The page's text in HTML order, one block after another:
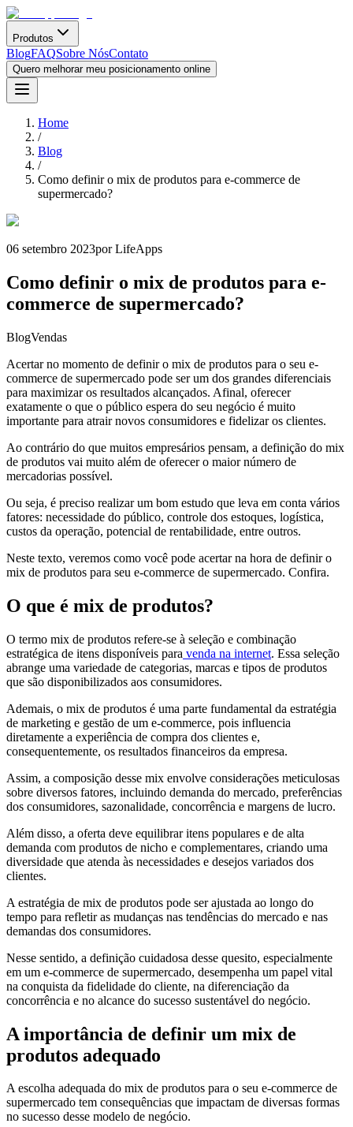
Produtos
BlogFAQSobre NósContato
Quero melhorar meu posicionamento online
Home
/
Blog
/
Como definir o mix de produtos para e-commerce de
supermercado?
06 setembro 2023por LifeApps
Como definir o mix de produtos para e-
commerce de supermercado?
BlogVendas
Acertar no momento de definir o mix de produtos para o seu e-
commerce de supermercado pode ser um dos grandes diferenciais
para maximizar os resultados alcançados. Afinal, oferecer
exatamente o que o público espera do seu negócio é muito
importante para atrair novos consumidores e fidelizar os clientes.
Ao contrário do que muitos empresários pensam, a definição do mix
de produtos vai muito além de oferecer o maior número de
mercadorias possível.
Ou seja, é preciso realizar um bom estudo que leva em conta vários
fatores: necessidade do público, controle dos estoques, logística,
custos da operação, potencial de rentabilidade, entre outros.
Neste texto, veremos como você pode acertar na hora de definir o
mix de produtos para seu e-commerce de supermercado. Confira.
O que é mix de produtos?
O termo mix de produtos refere-se à seleção e combinação
estratégica de itens disponíveis para venda na internet. Essa seleção
abrange uma variedade de categorias, marcas e tipos de produtos
que são disponibilizados aos consumidores.
Ademais, o mix de produtos é uma parte fundamental da estratégia
de marketing e gestão de um e-commerce, pois influencia
diretamente a experiência de compra dos clientes e,
consequentemente, os resultados financeiros da empresa.
Assim, a composição desse mix envolve considerações meticulosas
sobre diversos fatores, incluindo demanda do mercado, preferências
dos consumidores, sazonalidade, concorrência e margens de lucro.
Além disso, a oferta deve equilibrar itens populares e de alta
demanda com produtos de nicho e complementares, criando uma
diversidade que atenda às necessidades e desejos variados dos
clientes.
A estratégia de mix de produtos pode ser ajustada ao longo do
tempo para refletir as mudanças nas tendências do mercado e nas
demandas dos consumidores.
Nesse sentido, a definição cuidadosa desse quesito, especialmente
em um e-commerce de supermercado, desempenha um papel vital
na conquista da fidelidade do cliente, na diferenciação da
concorrência e no alcance do sucesso sustentável do negócio.
A importância de definir um mix de
produtos adequado
A escolha adequada do mix de produtos para o seu e-commerce de
supermercado tem consequências que impactam de diversas formas
no sucesso desse modelo de negócio.